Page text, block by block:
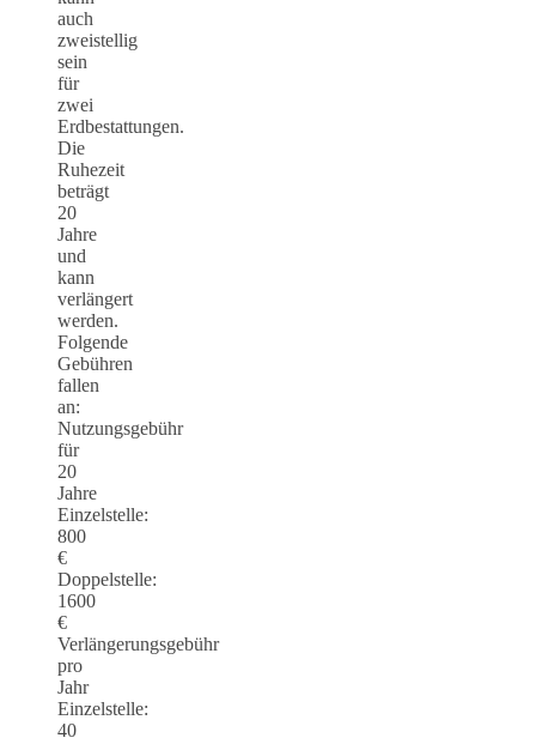
auch
zweistellig
sein
für
zwei
Erdbestattungen.
Die
Ruhezeit
beträgt
20
Jahre
und
kann
verlängert
werden.
Folgende
Gebühren
fallen
an:
Nutzungsgebühr
für
20
Jahre
Einzelstelle:
800
€
Doppelstelle:
1600
€
Verlängerungsgebühr
pro
Jahr
Einzelstelle:
40